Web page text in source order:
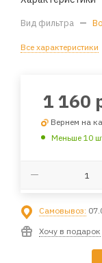
Вид фильтра —
Все характеристики
1 160
Вернем на
Меньше 10
Самовывоз:
Хочу в подарок